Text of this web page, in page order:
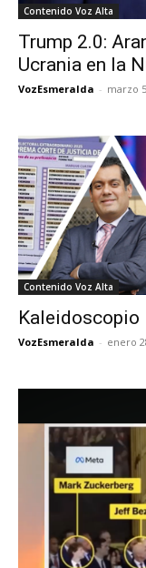
Contenido Voz Alta
Trump 2.0:
Ucrania en la
VozEsmeralda - marzo
Contenido Voz Alta
Kaleidoscopio
VozEsmeralda - enero